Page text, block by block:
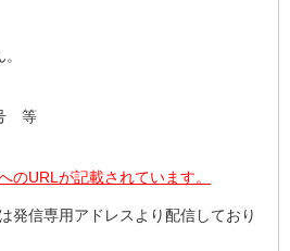
等
のURLが記載されています。
発信専用アドレスより配信しており